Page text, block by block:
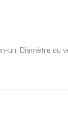
un, Diamètre